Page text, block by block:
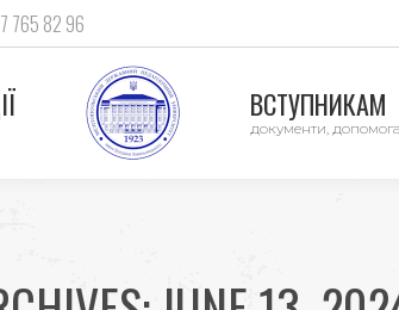
765 82 96
ВСТУПНИКАМ
документи, допомога